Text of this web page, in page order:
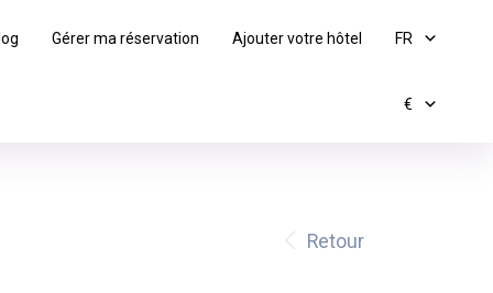
Gérer ma réservation Ajouter votre hôtel FR
€
Retour